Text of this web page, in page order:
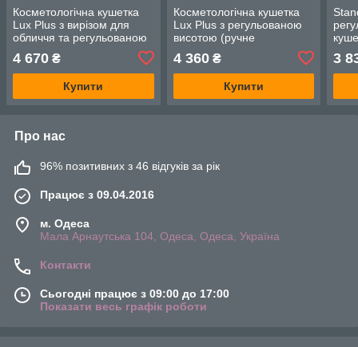
Косметологічна кушетка
Lux Plus з вирізом для
обличчя та регульованою
складання)
4 670 ₴
Купити
Косметологічна кушетка
Lux Plus з регульованою
висотою (ручне
4 360₴
Купити
3
Про нас
96% позитивних з 46 відгуків за рік
Працює з 09.04.2016
м. Одеса
Мала Арнаутська 104, Одеса, Одеса, Україна
Контакти
Сьогодні працює з 09:00 до 17:00
Показати весь графік роботи